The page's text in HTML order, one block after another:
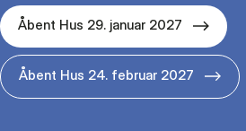
Åbent Hus 29. januar 2027
Åbent Hus 24. februar 2027